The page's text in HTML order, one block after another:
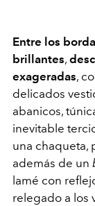
Entre los
brillantes,
exageradas,
delicados
abanicos,
inevitable
una chaqueta,
además de un
lamé con
relegado a los